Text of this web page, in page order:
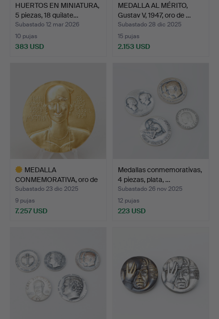
HUERTOS EN MINIATURA,
5 piezas, 18 quilate…
Subastado 12 mar 2026
10 pujas
383 USD
MEDALLA AL MÉRITO,
Gustav V, 1947, oro de …
Subastado 28 dic 2025
15 pujas
2.153 USD
MEDALLA
CONMEMORATIVA, oro de
18 quilates,…
Subastado 23 dic 2025
9 pujas
7.257 USD
Medallas conmemorativas,
4 piezas, plata, …
Subastado 26 nov 2025
12 pujas
223 USD